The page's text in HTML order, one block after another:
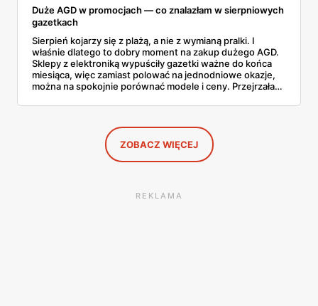
Duże AGD w promocjach — co znalazłam w sierpniowych
gazetkach
Sierpień kojarzy się z plażą, a nie z wymianą pralki. I
właśnie dlatego to dobry moment na zakup dużego AGD.
Sklepy z elektroniką wypuściły gazetki ważne do końca
miesiąca, więc zamiast polować na jednodniowe okazje,
można na spokojnie porównać modele i ceny. Przejrzałam
znalazłam, z cenami i terminami.
ZOBACZ WIĘCEJ
REKLAMA